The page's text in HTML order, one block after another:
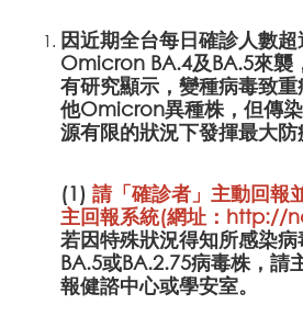
因近期全台每日確診人數
Omicron BA.4及BA.5來襲
有研究顯示，變種病毒致
他Omicron異種株，但傳
源有限的狀況下發揮最大防
(1) 請「確診者」主動回報
主回報系統(網址： http://
若因特殊狀況得知所感染
BA.5或BA.2.75病毒株，請
報健諮中心或學安室。